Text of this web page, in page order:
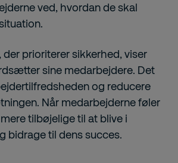
ved, hvordan de skal
der prioriterer sikkerhed, viser
sine medarbejdere. Det
og reducere
Når medarbejderne føler
tilbøjelige til at blive i
bidrage til dens succes.